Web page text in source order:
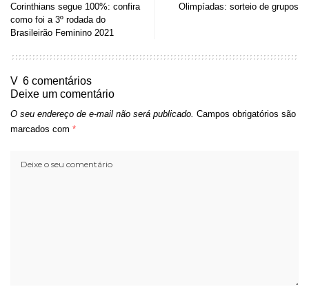
Corinthians segue 100%: confira
como foi a 3º rodada do
Brasileirão Feminino 2021
Olimpíadas: sorteio de grupos
6 comentários
Deixe um comentário
O seu endereço de e-mail não será publicado. Campos obrigatórios são
marcados com *